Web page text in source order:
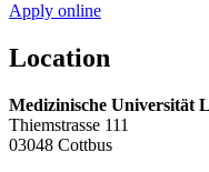
Apply online
Location
Medizinische Universität
Thiemstrasse 111
03048 Cottbus